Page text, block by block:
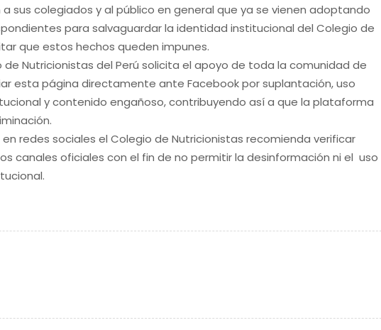
sus colegiados y al público en general que ya se vienen adoptando
para salvaguardar la identidad institucional del Colegio de
que estos hechos queden impunes.
de Nutricionistas del Perú solicita el apoyo de toda la comunidad de
esta página directamente ante Facebook por suplantación, uso
y contenido engañoso, contribuyendo así a que la plataforma
redes sociales el Colegio de Nutricionistas recomienda verificar
canales oficiales con el fin de no permitir la desinformación ni el uso